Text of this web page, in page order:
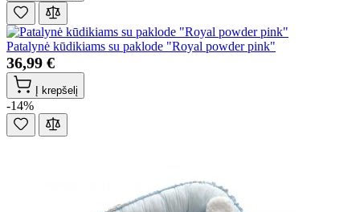
Patalynė kūdikiams su paklode "Royal powder pink"
36,99 €
Į krepšelį
-14%